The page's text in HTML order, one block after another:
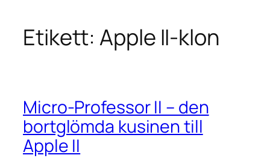
Etikett:Apple II-klon
Micro-Professor II – den
bortglömda kusinen till
Apple II